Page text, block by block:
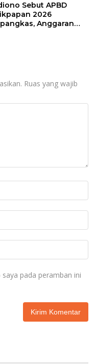
Sebut APBD
2026
Anggaran
Ruas yang wajib
pada peramban ini